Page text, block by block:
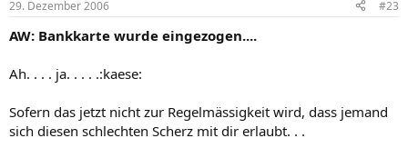
29. Dezember 2006 #23
AW: Bankkarte wurde eingezogen....
Ah. . . . ja. . . . .:kaese:
Sofern das jetzt nicht zur Regelmässigkeit wird, dass jemand
sich diesen schlechten Scherz mit dir erlaubt. . .